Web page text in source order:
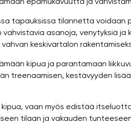
tapauksissa tilannetta voidaan
asanoja, venytyksiä ja
keskivartalon
kipua ja parantamaan
treenaamisen, kestävyyden
vaan myös edistää
tilaan ja vakauden